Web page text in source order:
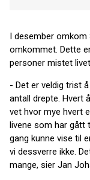
I desember omkom
omkommet. Dette
personer mistet
- Det er veldig trist
antall drepte. Hvert
vet hvor mye hvert
livene som har gått
gang kunne vise til
vi dessverre ikke.
mange, sier Jan